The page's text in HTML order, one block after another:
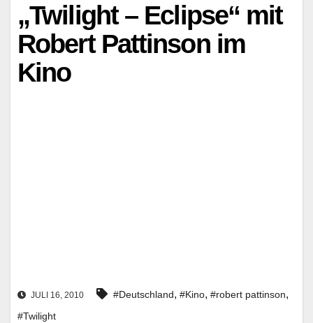
„Twilight – Eclipse“ mit
Robert Pattinson im
Kino
JULI 16, 2010 #Deutschland, #Kino, #robert pattinson,
#Twilight